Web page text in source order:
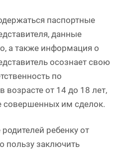
паспортные
данные
а также информация о
осознает свою
по
возрасте от 14 до 18 лет,
им сделок.
ребенку от
пользу заключить